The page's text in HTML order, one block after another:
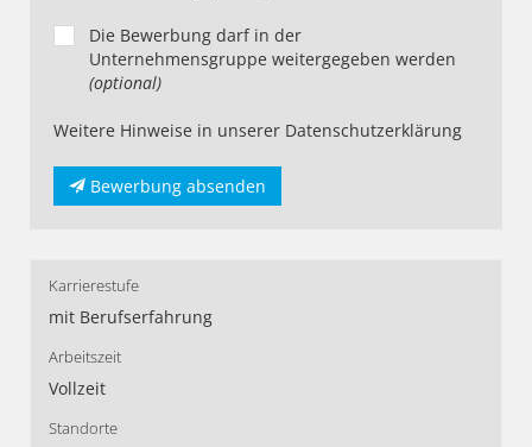
Die Bewerbung darf in der
Unternehmensgruppe weitergegeben werden
(optional)
Weitere Hinweise in unserer Datenschutzerklärung
Bewerbung absenden
Karrierestufe
mit Berufserfahrung
Arbeitszeit
Vollzeit
Standorte